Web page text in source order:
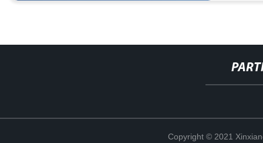
Copyright © 2021